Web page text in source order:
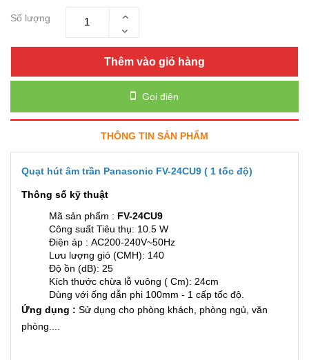
Số lượng
Thêm vào giỏ hàng
Gọi điện
THÔNG TIN SẢN PHẨM
Quạt hút âm trần Panasonic FV-24CU9 ( 1 tốc độ)
Thông số kỹ thuật
Mã sản phẩm : FV-24CU9
Công suất Tiêu thụ: 10.5 W
Điện áp : AC200-240V~50Hz
Lưu lượng gió (CMH): 140
Độ ồn (dB): 25
Kích thước chừa lỗ vuông ( Cm): 24cm
Dùng với ống dẫn phi 100mm - 1 cấp tốc độ.
Ứng dụng : Sử dụng cho phòng khách, phòng ngủ, văn
phòng....